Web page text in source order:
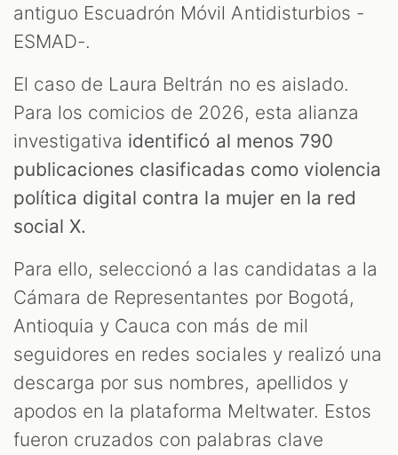
antiguo Escuadrón Móvil Antidisturbios -
ESMAD-.
El caso de Laura Beltrán no es aislado.
Para los comicios de 2026, esta alianza
investigativa identificó al menos 790
publicaciones clasificadas como violencia
política digital contra la mujer en la red
social X.
Para ello, seleccionó a las candidatas a la
Cámara de Representantes por Bogotá,
Antioquia y Cauca con más de mil
seguidores en redes sociales y realizó una
descarga por sus nombres, apellidos y
apodos en la plataforma Meltwater. Estos
fueron cruzados con palabras clave